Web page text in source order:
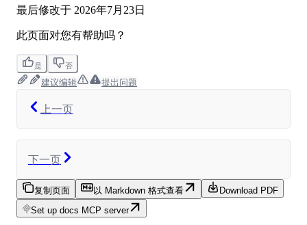
最后修改于 2026年7月23日
此页面对您有帮助吗？
是 否
建议编辑 提出问题
上一页
下一页
复制页面 以 Markdown 格式查看
Download PDF
Set up docs MCP server